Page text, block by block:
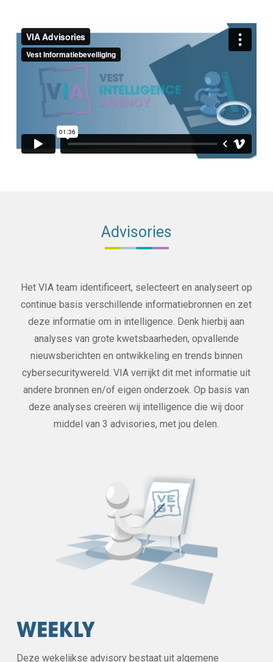
Advisories
Het VIA team identificeert, selecteert en analyseert op
continue basis verschillende informatiebronnen en zet
deze informatie om in intelligence. Denk hierbij aan
analyses van grote kwetsbaarheden, opvallende
nieuwsberichten en ontwikkeling en trends binnen
cybersecuritywereld. VIA verrijkt dit met informatie uit
andere bronnen en/of eigen onderzoek. Op basis van
deze analyses creëren wij intelligence die wij door
middel van 3 advisories, met jou delen.
WEEKLY
Deze wekelijkse advisory bestaat uit algemene